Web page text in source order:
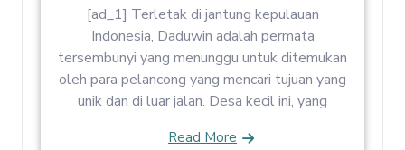
[ad_1] Terletak di jantung kepulauan
Indonesia, Daduwin adalah permata
tersembunyi yang menunggu untuk ditemukan
oleh para pelancong yang mencari tujuan yang
unik dan di luar jalan. Desa kecil ini, yang
Read More